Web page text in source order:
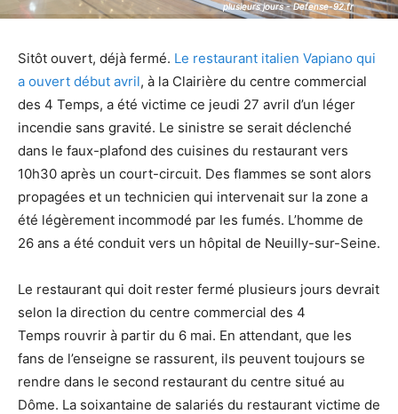
plusieurs jours - Defense-92.fr
plusieurs jours - Defense-92.fr
Sitôt ouvert, déjà fermé. Le restaurant italien Vapiano qui
a ouvert début avril, à la Clairière du centre commercial
des 4 Temps, a été victime ce jeudi 27 avril d’un léger
incendie sans gravité. Le sinistre se serait déclenché
dans le faux-plafond des cuisines du restaurant vers
10h30 après un court-circuit. Des flammes se sont alors
propagées et un technicien qui intervenait sur la zone a
été légèrement incommodé par les fumés. L’homme de
26 ans a été conduit vers un hôpital de Neuilly-sur-Seine.
Le restaurant qui doit rester fermé plusieurs jours devrait
selon la direction du centre commercial des 4
Temps rouvrir à partir du 6 mai. En attendant, que les
fans de l’enseigne se rassurent, ils peuvent toujours se
rendre dans le second restaurant du centre situé au
Dôme. La soixantaine de salariés du restaurant victime de